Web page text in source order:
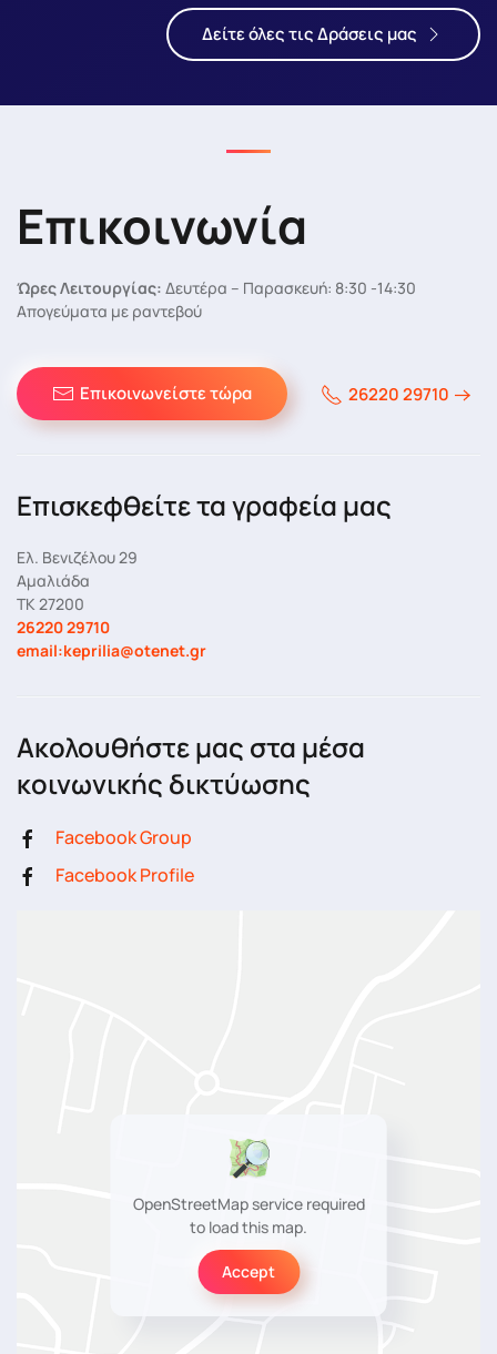
Δείτε όλες τις Δράσεις μας
Επικοινωνία
Ώρες Λειτουργίας: Δευτέρα – Παρασκευή: 8:30 -14:30
Απογεύματα με ραντεβού
Επικοινωνείστε τώρα 26220 29710
Επισκεφθείτε τα γραφεία μας
Ελ. Βενιζέλου 29
Αμαλιάδα
ΤΚ 27200
26220 29710
email:keprilia@otenet.gr
Ακολουθήστε μας στα μέσα
κοινωνικής δικτύωσης
Facebook Group
Facebook Profile
OpenStreetMap service required
to load this map.
Accept